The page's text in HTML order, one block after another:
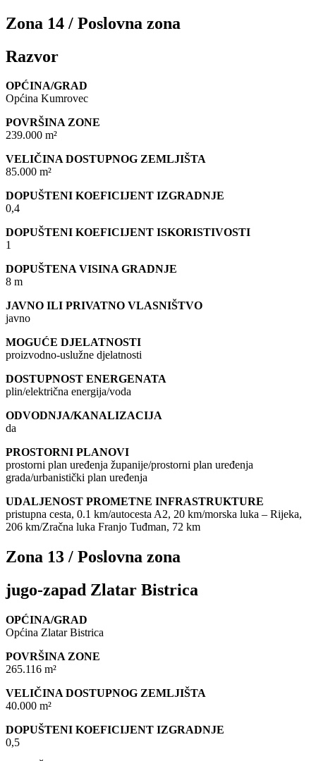
Zona 14 / Poslovna zona
Razvor
OPĆINA/GRAD
Općina Kumrovec
POVRŠINA ZONE
239.000 m²
VELIČINA DOSTUPNOG ZEMLJIŠTA
85.000 m²
DOPUŠTENI KOEFICIJENT IZGRADNJE
0,4
DOPUŠTENI KOEFICIJENT ISKORISTIVOSTI
1
DOPUŠTENA VISINA GRADNJE
8 m
JAVNO ILI PRIVATNO VLASNIŠTVO
javno
MOGUĆE DJELATNOSTI
proizvodno-uslužne djelatnosti
DOSTUPNOST ENERGENATA
plin/električna energija/voda
ODVODNJA/KANALIZACIJA
da
PROSTORNI PLANOVI
prostorni plan uređenja županije/prostorni plan uređenja
grada/urbanistički plan uređenja
UDALJENOST PROMETNE INFRASTRUKTURE
pristupna cesta, 0.1 km/autocesta A2, 20 km/morska luka – Rijeka,
206 km/Zračna luka Franjo Tuđman, 72 km
Zona 13 / Poslovna zona
jugo-zapad Zlatar Bistrica
OPĆINA/GRAD
Općina Zlatar Bistrica
POVRŠINA ZONE
265.116 m²
VELIČINA DOSTUPNOG ZEMLJIŠTA
40.000 m²
DOPUŠTENI KOEFICIJENT IZGRADNJE
0,5